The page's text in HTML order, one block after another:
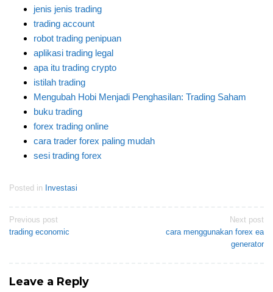
jenis jenis trading
trading account
robot trading penipuan
aplikasi trading legal
apa itu trading crypto
istilah trading
Mengubah Hobi Menjadi Penghasilan: Trading Saham
buku trading
forex trading online
cara trader forex paling mudah
sesi trading forex
Posted in Investasi
Post
navigation
Previous post
trading economic
Next post
cara menggunakan forex ea
generator
Leave a Reply